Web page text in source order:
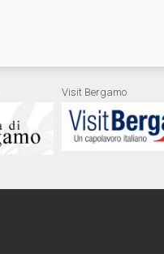
Visit Bergamo